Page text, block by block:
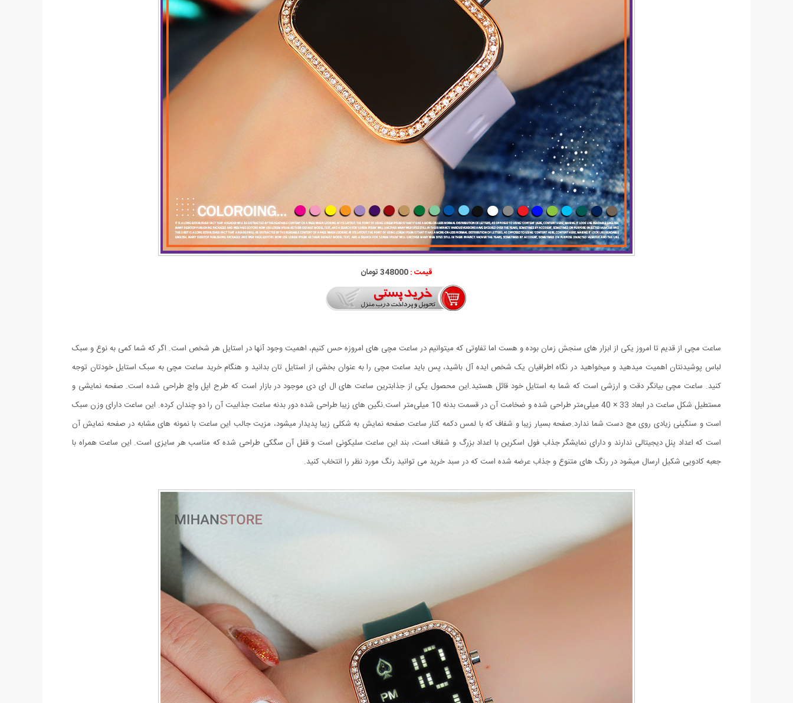
قیمت :348000 تومان
ساعت مچی از قدیم تا امروز یکی از ابزار های سنجش زمان بوده و هست اما تفاوتی که میتوانیم در ساعت مچی های امروزه حس کنیم، اهمیت وجود آنها در استایل هر شخص است. اگر که شما کمی به نوع و سبک
لباس پوشیدنتان اهمیت میدهید و میخواهید در نگاه اطرافیان یک شخص ایده آل باشید، پس باید ساعت مچی را به عنوان بخشی از استایل تان بدانید و هنگام خرید ساعت مچی به سبک استایل خودتان توجه
کنید. ساعت مچی بیانگر دقت و ارزشی است که شما به استایل خود قائل هستید.این محصول یکی از جذابترین ساعت های ال ای دی موجود در بازار است که طرح اپل واچ طراحی شده است. صفحه نمایشی و
مستطیل شکل ساعت در ابعاد 33 × 40 میلی‌متر طراحی شده و ضخامت آن در قسمت بدنه 10 میلی‌متر است.نگین های زیبا طراحی شده دور بدنه ساعت جذابیت آن را دو چندان کرده. این ساعت دارای وزن سبک
است و سنگینی زیادی روی مچ دست شما ندارد.صفحه بسیار زیبا و شفاف که با لمس دکمه کنار ساعت صفحه نمایش به شکلی زیبا پدیدار میشود، مزیت جالب این ساعت با نمونه های مشابه در صفحه نمایش آن
است که اعداد پنل دیجیتالی ندارند و دارای نمایشگر جذاب فول اسکرین با اعداد بزرگ و شفاف است، بند این ساعت سلیکونی است و قفل آن سگکی طراحی شده که مناسب هر سایزی است. این ساعت همراه با
جعبه کادویی شکیل ارسال میشود در رنگ های متنوع و جذاب عرضه شده است که در سبد خرید می توانید رنگ مورد نظر را انتخاب کنید.